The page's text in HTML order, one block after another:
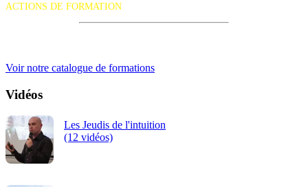
ACTIONS DE FORMATION
Voir notre catalogue de formations
Vidéos
Les Jeudis de l'intuition
(12 vidéos)